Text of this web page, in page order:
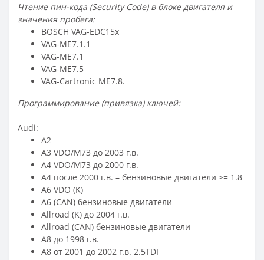
Чтение пин-кода (Security Code) в блоке двигателя и
значения пробега:
BOSCH VAG-EDC15x
VAG-ME7.1.1
VAG-ME7.1
VAG-ME7.5
VAG-Cartronic ME7.8.
Программирование (привязка) ключей:
Audi:
A2
A3 VDO/M73 до 2003 г.в.
A4 VDO/M73 до 2000 г.в.
A4 после 2000 г.в. – бензиновые двигатели >= 1.8
A6 VDO (K)
A6 (CAN) бензиновые двигатели
Allroad (K) до 2004 г.в.
Allroad (CAN) бензиновые двигатели
A8 до 1998 г.в.
A8 от 2001 до 2002 г.в. 2.5TDI